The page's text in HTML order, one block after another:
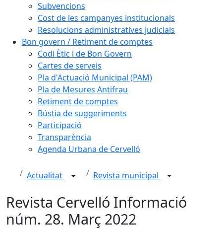
Subvencions
Cost de les campanyes institucionals
Resolucions administratives judicials
Bon govern / Retiment de comptes
Codi Ètic i de Bon Govern
Cartes de serveis
Pla d'Actuació Municipal (PAM)
Pla de Mesures Antifrau
Retiment de comptes
Bústia de suggeriments
Participació
Transparència
Agenda Urbana de Cervelló
Actualitat Revista municipal
Revista Cervelló Informació
núm. 28. Març 2022